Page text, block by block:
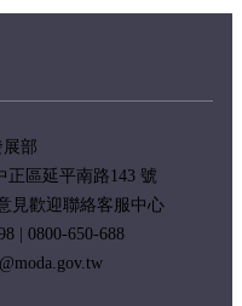
部
正區延平南路143 號
見歡迎聯絡客服中心
| 0800-650-688